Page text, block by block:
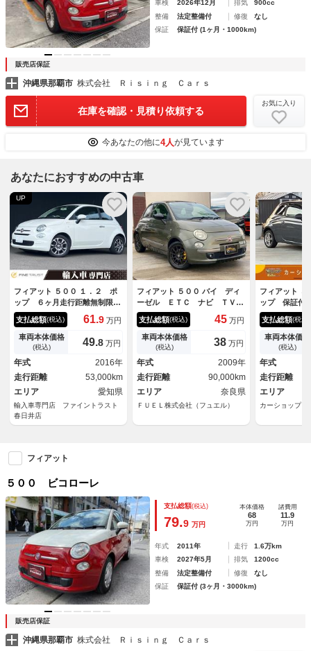
車検
2026年12月 排気
900cc
整備
法定整備付 修復
なし
保証
保証付 (1ヶ月・1000km)
販売店保証
沖縄県那覇市 株式会社 Ｒｉｓｉｎｇ Ｃａｒｓ
在庫を確認・見積り依頼する
お気に入り
今あなたの他に4人が見ています
あなたにおすすめの中古車
UP
フィアット ５００ １．２ ポ
ップ ６ヶ月走行距離無制限保
証付 ディスプレイオーディ
オ キーレスエントリー 禁煙
車 純正１５インチアルミホイ
ール Ｂｌｕｅｔｏｏｔｈ フ
ォグランプ アイドリングスト
ップ ＭＴモード付オートマチ
ックシフト
支払総額(税込) 61.9 万円
車両本体価格
(税込) 49.8 万円
年式
2016年
走行距離
53,000km
エリア
愛知県
輸入車専門店 ファイントラスト
春日井店
フィアット ５００ バイ ディ
ーゼル ＥＴＣ ナビ ＴＶ
前後ドラレコ キーレス 社外
アルミホイール 社外マフラ
ー Ｒｅｍｕｓ
支払総額(税込) 45 万円
車両本体価格
(税込) 38 万円
年式
2009年
走行距離
90,000km
エリア
奈良県
ＦＵＥＬ株式会社（フュエル）
フィアット
ップ 保証付
ト塗装済 社
ル キーレス
キーカバー
グ ステアリ
ＳＣ サイド
Ｄ デュアロ
支払総額(税込)
車両本体価格
(税込)
年式
走行距離
エリア
カーショップア
フィアット
５００ ビコローレ
支払総額(税込)
79.9 万円
本体価格
68
万円
諸費用
11.9
万円
年式 2011年 走行
1.6万km
車検
2027年5月 排気
1200cc
整備
法定整備付 修復
なし
保証
保証付 (3ヶ月・3000km)
販売店保証
沖縄県那覇市 株式会社 Ｒｉｓｉｎｇ Ｃａｒｓ